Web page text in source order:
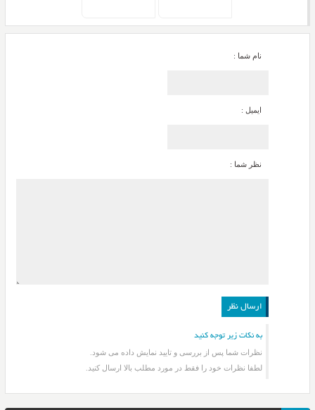
نام شما :
ایمیل :
نظر شما :
به نکات زیر توجه کنید
نظرات شما پس از بررسی و تایید نمایش داده می شود.
لطفا نظرات خود را فقط در مورد مطلب بالا ارسال کنید.